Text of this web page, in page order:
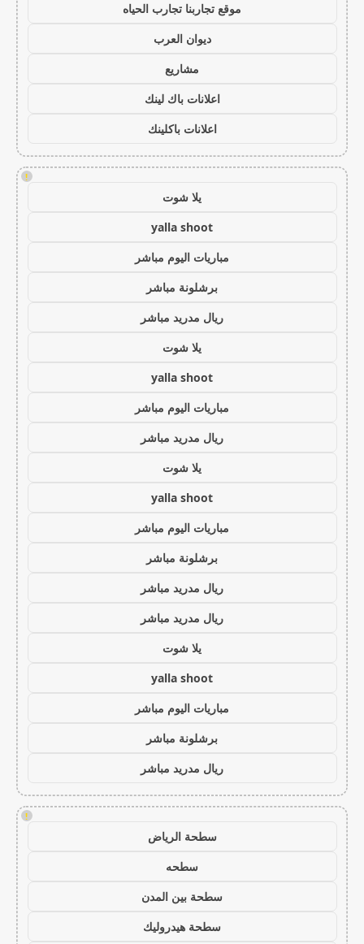
موقع تجاربنا تجارب الحياه
ديوان العرب
مشاريع
اعلانات باك لينك
اعلانات باكلينك
!
يلا شوت
yalla shoot
مباريات اليوم مباشر
برشلونة مباشر
ريال مدريد مباشر
يلا شوت
yalla shoot
مباريات اليوم مباشر
ريال مدريد مباشر
يلا شوت
yalla shoot
مباريات اليوم مباشر
برشلونة مباشر
ريال مدريد مباشر
ريال مدريد مباشر
يلا شوت
yalla shoot
مباريات اليوم مباشر
برشلونة مباشر
ريال مدريد مباشر
!
سطحة الرياض
سطحه
سطحة بين المدن
سطحة هيدروليك